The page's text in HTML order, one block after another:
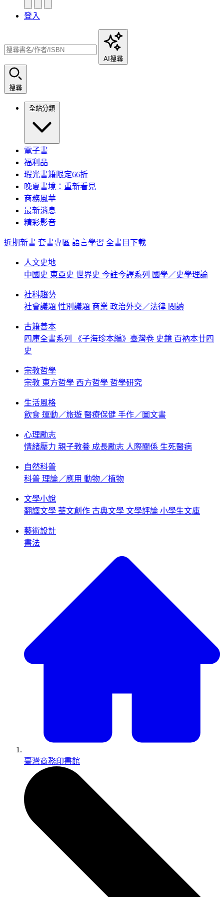
登入
AI搜尋
搜尋
全站分類
電子書
福利品
瑕光書籍限定66折
晚夏書境：重新看見
商務風華
最新消息
精彩影音
近期新書 套書專區 語言學習 全書目下載
人文史地
中國史 東亞史 世界史 今註今譯系列 國學／史學理論
社科趨勢
社會議題 性別議題 商業 政治外交／法律 閱讀
古籍善本
四庫全書系列
《子海珍本編》臺灣卷 史鏡 百衲本廿四
史
宗教哲學
宗教 東方哲學 西方哲學 哲學研究
生活風格
飲食 運動／旅遊 醫療保健 手作／圖文書
心理勵志
情緒壓力 親子教養 成長勵志 人際關係 生死醫病
自然科普
科普 理論／應用 動物／植物
文學小說
翻譯文學 華文創作 古典文學 文學評論 小學生文庫
藝術設計
書法
臺灣商務印書館